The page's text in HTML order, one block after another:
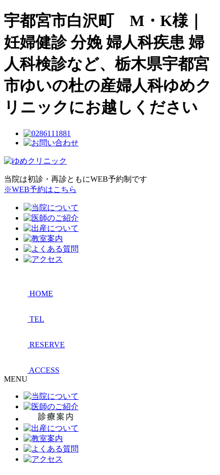
宇都宮市白沢町 M・K様｜
妊婦健診 分娩 婦人科疾患 婦
人科検診など、栃木県宇都宮
市ゆいの杜の産婦人科ゆめク
リニックにお越しください
当院は初診・再診ともにWEB予約制です
※WEB予約はこちら
HOME
TEL
RESERVE
ACCESS
MENU